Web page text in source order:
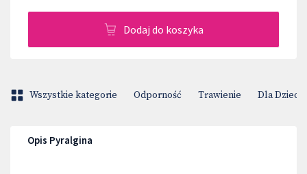
Dodaj do koszyka
Wszystkie kategorie Odporność Trawienie Dla Dzieci
Opis Pyralgina